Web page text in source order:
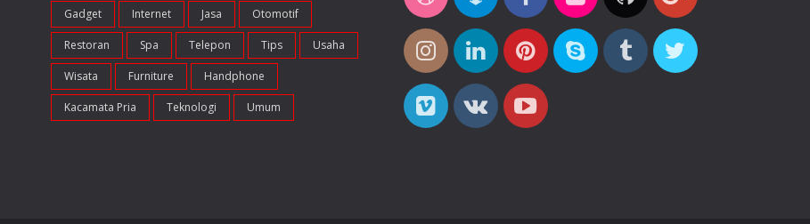
Gadget Internet Jasa Otomotif
Restoran Spa Telepon Tips Usaha
Wisata Furniture Handphone
Kacamata Pria Teknologi Umum